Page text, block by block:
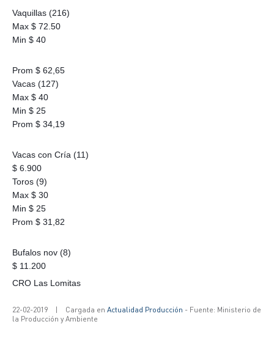
Vaquillas (216)
Max $ 72.50
Min $ 40
Prom $ 62,65
Vacas (127)
Max $ 40
Min $ 25
Prom $ 34,19
Vacas con Cría (11)
$ 6.900
Toros (9)
Max $ 30
Min $ 25
Prom $ 31,82
Bufalos nov (8)
$ 11.200
CRO Las Lomitas
22-02-2019 | Cargada en Actualidad Producción - Fuente: Ministerio de
la Producción y Ambiente